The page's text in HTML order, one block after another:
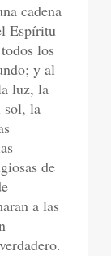
cadena
Espíritu
los
y al
luz, la
sol, la
de
a las